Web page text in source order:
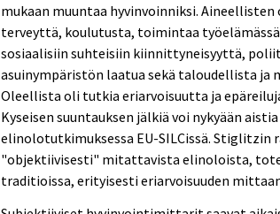
mukaan muuntaa hyvinvoinniksi.
terveyttä, koulutusta, toimintaa
sosiaalisiin suhteisiin kiinnittyneisyyttä,
asuinympäristön laatua sekä taloudellista ja
Oleellista oli tutkia eriarvoisuutta ja
Kyseisen suuntauksen jälkiä voi nykyään
elinolotutkimuksessa EU-SILCissä. Stiglitzin
"objektiivisesti" mitattavista elinoloista,
traditioissa, erityisesti eriarvoisuuden